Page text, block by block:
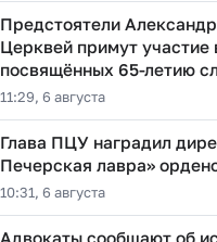
Предстоятели
Церквей примут участие
посвящённых 65-летию
11:29, 6 августа
Глава ПЦУ наградил
Печерская лавра»
10:31, 6 августа
Адвокаты сообщают об